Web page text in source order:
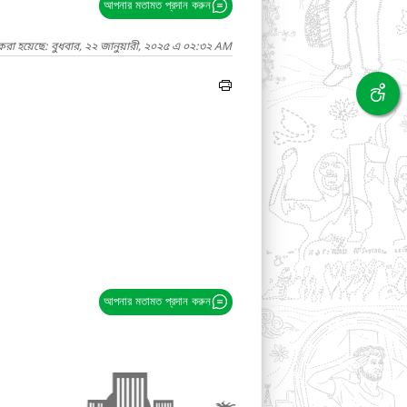
আপনার মতামত প্রদান করুন
হয়েছে: বুধবার, ২২ জানুয়ারী, ২০২৫ এ ০২:৩২ AM
আপনার মতামত প্রদান করুন